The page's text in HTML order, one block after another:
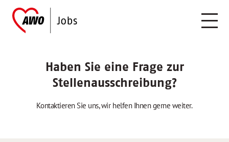
Haben Sie eine Frage zur
Stellenausschreibung?
Kontaktieren Sie uns, wir helfen Ihnen gerne weiter.